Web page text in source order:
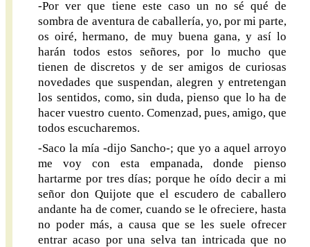
-Por ver que tiene este caso un no sé qué de
sombra de aventura de caballería, yo, por mi parte,
os oiré, hermano, de muy buena gana, y así lo
harán todos estos señores, por lo mucho que
tienen de discretos y de ser amigos de curiosas
novedades que suspendan, alegren y entretengan
los sentidos, como, sin duda, pienso que lo ha de
hacer vuestro cuento. Comenzad, pues, amigo, que
todos escucharemos.
-Saco la mía -dijo Sancho-; que yo a aquel arroyo
me voy con esta empanada, donde pienso
hartarme por tres días; porque he oído decir a mi
señor don Quijote que el escudero de caballero
andante ha de comer, cuando se le ofreciere, hasta
no poder más, a causa que se les suele ofrecer
entrar acaso por una selva tan intricada que no